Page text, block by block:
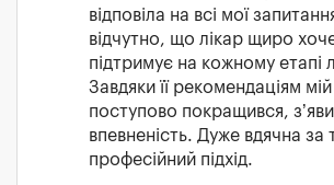
відповіла на всі мої
відчутно, що лікар щиро
підтримує на кожному етапі
Завдяки її рекомендаціям
поступово покращився,
впевненість. Дуже вдячна за
професійний підхід.